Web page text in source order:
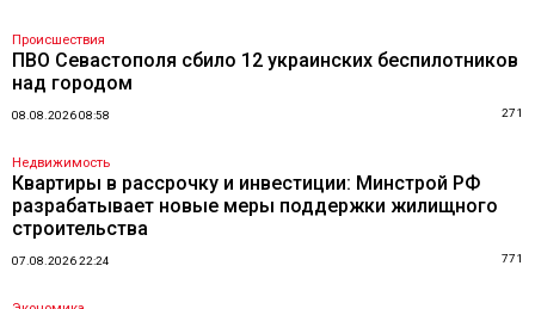
Происшествия
ПВО Севастополя сбило 12 украинских беспилотников
над городом
08.08.2026 08:58 271
Недвижимость
Квартиры в рассрочку и инвестиции: Минстрой РФ
разрабатывает новые меры поддержки жилищного
строительства
07.08.2026 22:24 771